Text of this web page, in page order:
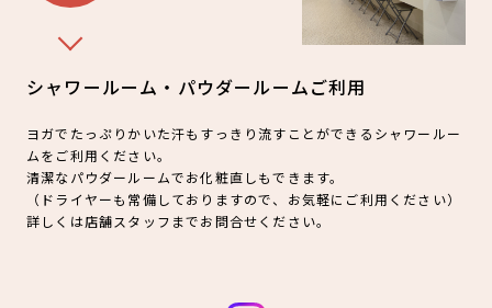
シャワールーム・パウダールームご利用
ヨガでたっぷりかいた汗もすっきり流すことができるシャワールー
ムをご利用ください。
清潔なパウダールームでお化粧直しもできます。
（ドライヤーも常備しておりますので、お気軽にご利用ください）
詳しくは店舗スタッフまでお問合せください。